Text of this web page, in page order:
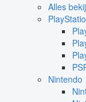
Alles
Nintendo